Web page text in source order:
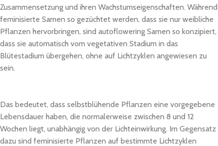
Zusammensetzung und ihren Wachstumseigenschaften. Während
feminisierte Samen so gezüchtet werden, dass sie nur weibliche
Pflanzen hervorbringen, sind autoflowering Samen so konzipiert,
dass sie automatisch vom vegetativen Stadium in das
Blütestadium übergehen, ohne auf Lichtzyklen angewiesen zu
sein.
Das bedeutet, dass selbstblühende Pflanzen eine vorgegebene
Lebensdauer haben, die normalerweise zwischen 8 und 12
Wochen liegt, unabhängig von der Lichteinwirkung. Im Gegensatz
dazu sind feminisierte Pflanzen auf bestimmte Lichtzyklen